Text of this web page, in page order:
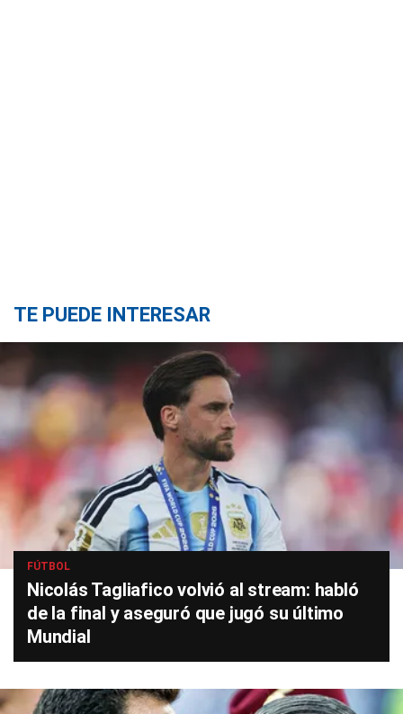
TE PUEDE INTERESAR
FÚTBOL
Nicolás Tagliafico volvió al stream: habló
de la final y aseguró que jugó su último
Mundial